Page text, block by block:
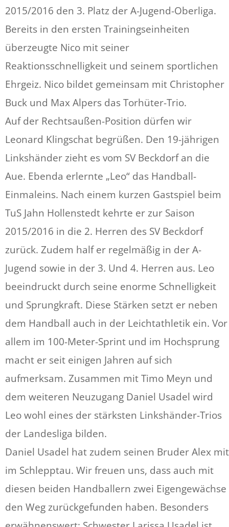
2015/2016 den 3. Platz der A-Jugend-Oberliga.
Bereits in den ersten Trainingseinheiten
überzeugte Nico mit seiner
Reaktionsschnelligkeit und seinem sportlichen
Ehrgeiz. Nico bildet gemeinsam mit Christopher
Buck und Max Alpers das Torhüter-Trio.
Auf der Rechtsaußen-Position dürfen wir
Leonard Klingschat begrüßen. Den 19-jährigen
Linkshänder zieht es vom SV Beckdorf an die
Aue. Ebenda erlernte „Leo“ das Handball-
Einmaleins. Nach einem kurzen Gastspiel beim
TuS Jahn Hollenstedt kehrte er zur Saison
2015/2016 in die 2. Herren des SV Beckdorf
zurück. Zudem half er regelmäßig in der A-
Jugend sowie in der 3. Und 4. Herren aus. Leo
beeindruckt durch seine enorme Schnelligkeit
und Sprungkraft. Diese Stärken setzt er neben
dem Handball auch in der Leichtathletik ein. Vor
allem im 100-Meter-Sprint und im Hochsprung
macht er seit einigen Jahren auf sich
aufmerksam. Zusammen mit Timo Meyn und
dem weiteren Neuzugang Daniel Usadel wird
Leo wohl eines der stärksten Linkshänder-Trios
der Landesliga bilden.
Daniel Usadel hat zudem seinen Bruder Alex mit
im Schlepptau. Wir freuen uns, dass auch mit
diesen beiden Handballern zwei Eigengewächse
den Weg zurückgefunden haben. Besonders